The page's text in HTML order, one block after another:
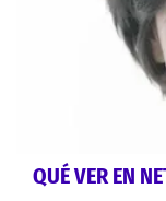
QUÉ VER EN